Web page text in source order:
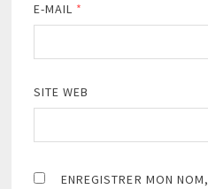
E-MAIL *
SITE WEB
ENREGISTRER MON